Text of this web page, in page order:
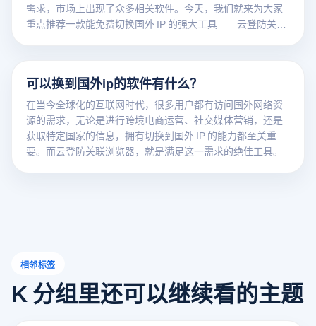
需求，市场上出现了众多相关软件。今天，我们就来为大家
重点推荐一款能免费切换国外 IP 的强大工具——云登防关联
可以换到国外ip的软件有什么？
在当今全球化的互联网时代，很多用户都有访问国外网络资
源的需求，无论是进行跨境电商运营、社交媒体营销，还是
获取特定国家的信息，拥有切换到国外 IP 的能力都至关重
要。而云登防关联浏览器，就是满足这一需求的绝佳工具。
相邻标签
K 分组里还可以继续看的主题